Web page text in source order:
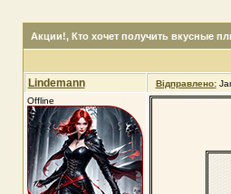
Акции!, Кто хочет получить вкусные
Lindemann Відправлено:
Offline